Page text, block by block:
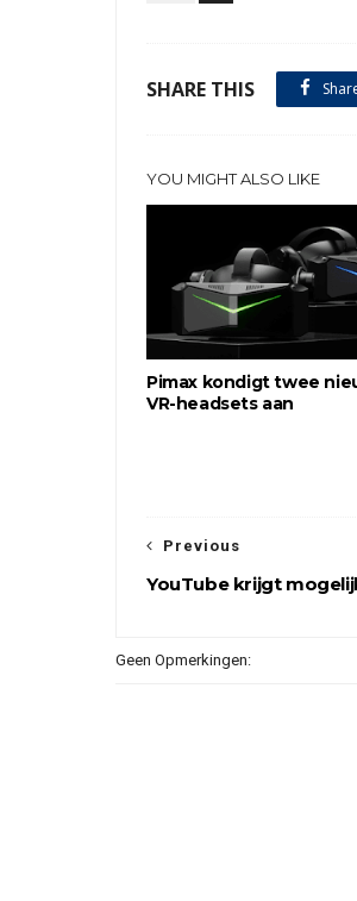
SHARE THIS
YOU MIGHT ALSO LIKE
Pimax kondigt twee
VR-headsets aan
Previous
YouTube krijgt
Geen Opmerkingen: